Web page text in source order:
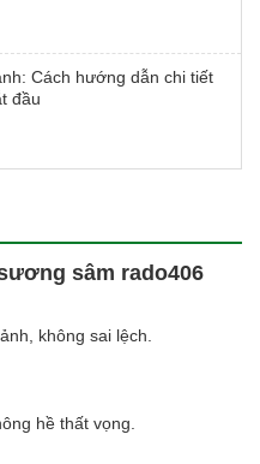
Cách hướng dẫn chi tiết
đầu
sâm rado406
không sai lệch.
hề thất vọng.